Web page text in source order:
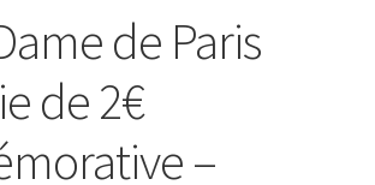
de Paris
de 2€
–